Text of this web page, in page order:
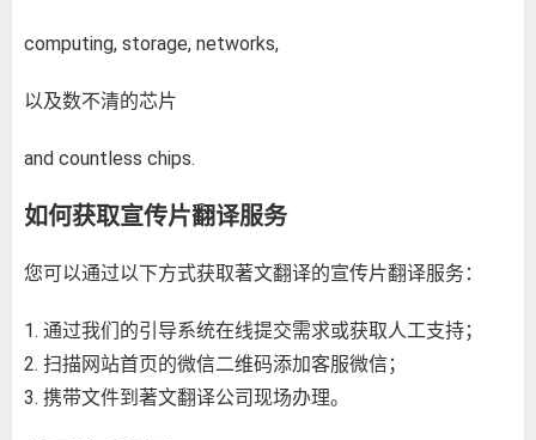
computing, storage, networks,
以及数不清的芯片
and countless chips.
如何获取宣传片翻译服务
您可以通过以下方式获取著文翻译的宣传片翻译服务：
1. 通过我们的引导系统在线提交需求或获取人工支持；
2. 扫描网站首页的微信二维码添加客服微信；
3. 携带文件到著文翻译公司现场办理。